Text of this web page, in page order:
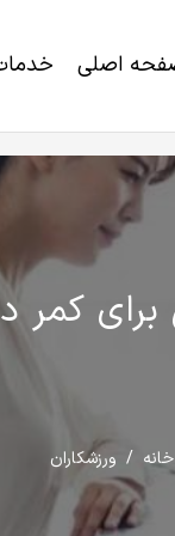
اصلی
کمر
خانه / ورزشکاران